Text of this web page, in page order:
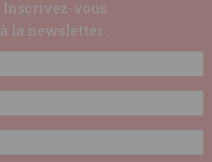
Inscrivez-vous
à la newsletter :